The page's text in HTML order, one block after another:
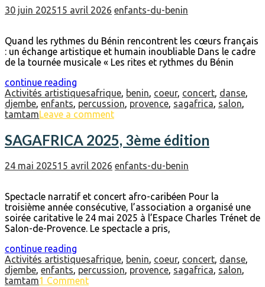
30 juin 202515 avril 2026 enfants-du-benin
Quand les rythmes du Bénin rencontrent les cœurs français
: un échange artistique et humain inoubliable Dans le cadre
de la tournée musicale « Les rites et rythmes du Bénin
continue reading
Activités artistiquesafrique, benin, coeur, concert, danse,
djembe, enfants, percussion, provence, sagafrica, salon,
tamtamLeave a comment
SAGAFRICA 2025, 3ème édition
24 mai 202515 avril 2026 enfants-du-benin
Spectacle narratif et concert afro-caribéen Pour la
troisième année consécutive, l’association a organisé une
soirée caritative le 24 mai 2025 à l’Espace Charles Trénet de
Salon-de-Provence. Le spectacle a pris,
continue reading
Activités artistiquesafrique, benin, coeur, concert, danse,
djembe, enfants, percussion, provence, sagafrica, salon,
tamtam1 Comment